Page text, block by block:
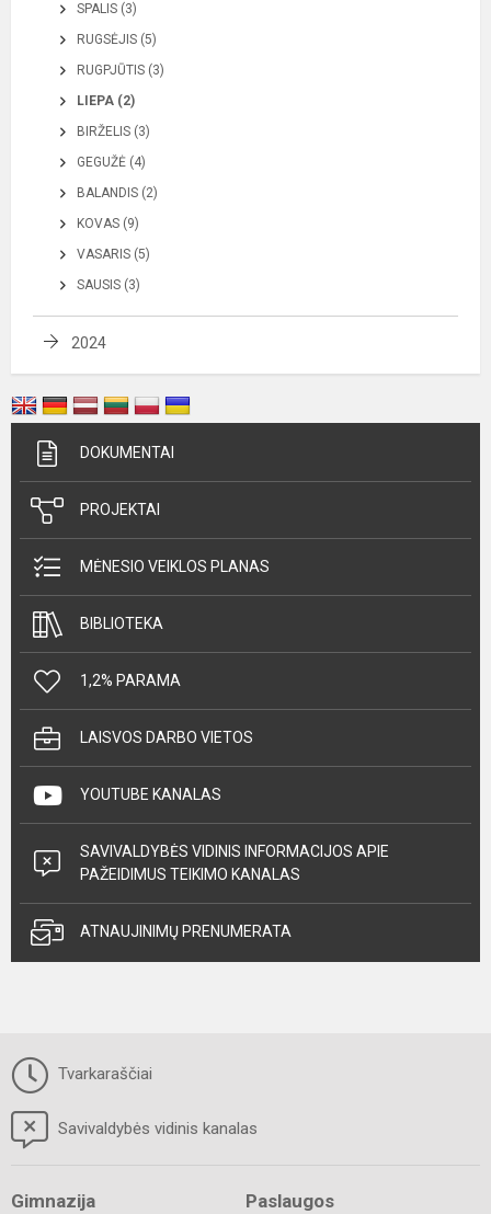
SPALIS (3)
RUGSĖJIS (5)
RUGPJŪTIS (3)
LIEPA (2)
BIRŽELIS (3)
GEGUŽĖ (4)
BALANDIS (2)
KOVAS (9)
VASARIS (5)
SAUSIS (3)
2024
DOKUMENTAI
PROJEKTAI
MĖNESIO VEIKLOS PLANAS
BIBLIOTEKA
1,2% PARAMA
LAISVOS DARBO VIETOS
YOUTUBE KANALAS
SAVIVALDYBĖS VIDINIS INFORMACIJOS APIE
PAŽEIDIMUS TEIKIMO KANALAS
ATNAUJINIMŲ PRENUMERATA
Tvarkaraščiai
Savivaldybės vidinis kanalas
Gimnazija Paslaugos